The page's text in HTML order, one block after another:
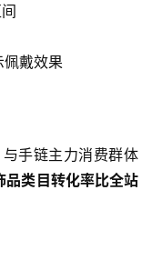
佩戴效果
手链主力消费群体
品类目转化率比全站